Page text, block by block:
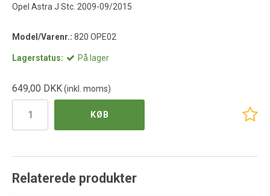
Opel Astra J Stc. 2009-09/2015
Model/Varenr.: 820 OPE02
Lagerstatus: På lager
649,00 DKK(inkl. moms)
KØB
Relaterede produkter